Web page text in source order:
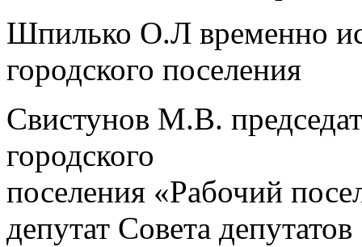
Шпилько О.Л временно
городского поселения
Свистунов М.В.
городского
поселения «Рабочий
депутат Совета депутатов